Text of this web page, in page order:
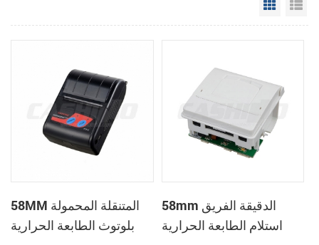
Grid
58MM المتنقلة المحمولة
بلوتوث الطابعة الحرارية
58mm الدقيقة الفريق
استلام الطابعة الحرارية